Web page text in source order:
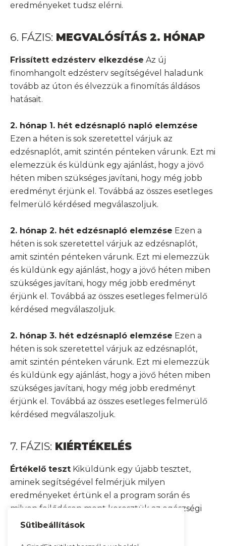
eredményeket tudsz elérni.
6. FÁZIS: MEGVALÓSÍTÁS 2. HÓNAP
Frissített edzésterv elkezdése Az új
finomhangolt edzésterv segítségével haladunk
tovább az úton és élvezzük a finomítás áldásos
hatásait.
2. hónap 1. hét edzésnapló napló elemzése
Ezen a héten is sok szeretettel várjuk az
edzésnaplót, amit szintén pénteken várunk. Ezt mi
elemezzük és küldünk egy ajánlást, hogy a jövő
héten miben szükséges javítani, hogy még jobb
eredményt érjünk el. Továbbá az összes esetleges
felmerülő kérdésed megválaszoljuk.
2. hónap 2. hét edzésnapló elemzése Ezen a
héten is sok szeretettel várjuk az edzésnaplót,
amit szintén pénteken várunk. Ezt mi elemezzük
és küldünk egy ajánlást, hogy a jövő héten miben
szükséges javítani, hogy még jobb eredményt
érjünk el. Továbbá az összes esetleges felmerülő
kérdésed megválaszoljuk.
2. hónap 3. hét edzésnapló elemzése Ezen a
héten is sok szeretettel várjuk az edzésnaplót,
amit szintén pénteken várunk. Ezt mi elemezzük
és küldünk egy ajánlást, hogy a jövő héten miben
szükséges javítani, hogy még jobb eredményt
érjünk el. Továbbá az összes esetleges felmerülő
kérdésed megválaszoljuk.
7. FÁZIS: KIÉRTÉKELÉS
Értékelő teszt Kiküldünk egy újabb tesztet,
aminek segítségével felmérjük milyen
eredményeket értünk el a program során és
milyen fejlődésen ment keresztük az egészségi
állapotod és milyen formálódáson a tested.
Sütibeállítások